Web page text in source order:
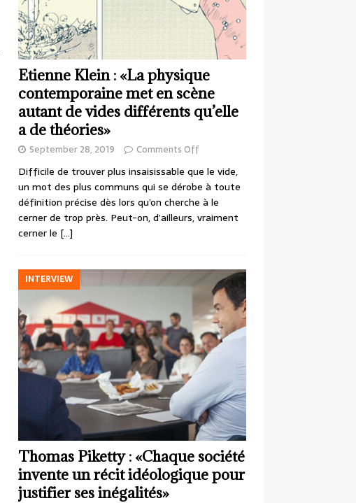
Etienne Klein : «La physique
contemporaine met en scène
autant de vides différents qu’elle
a de théories»
September 28, 2019 Comments Off
Difficile de trouver plus insaisissable que le vide,
un mot des plus communs qui se dérobe à toute
définition précise dès lors qu’on cherche à le
cerner de trop près. Peut-on, d’ailleurs, vraiment
cerner le […]
INTERVIEW
Thomas Piketty : «Chaque société
invente un récit idéologique pour
justifier ses inégalités»